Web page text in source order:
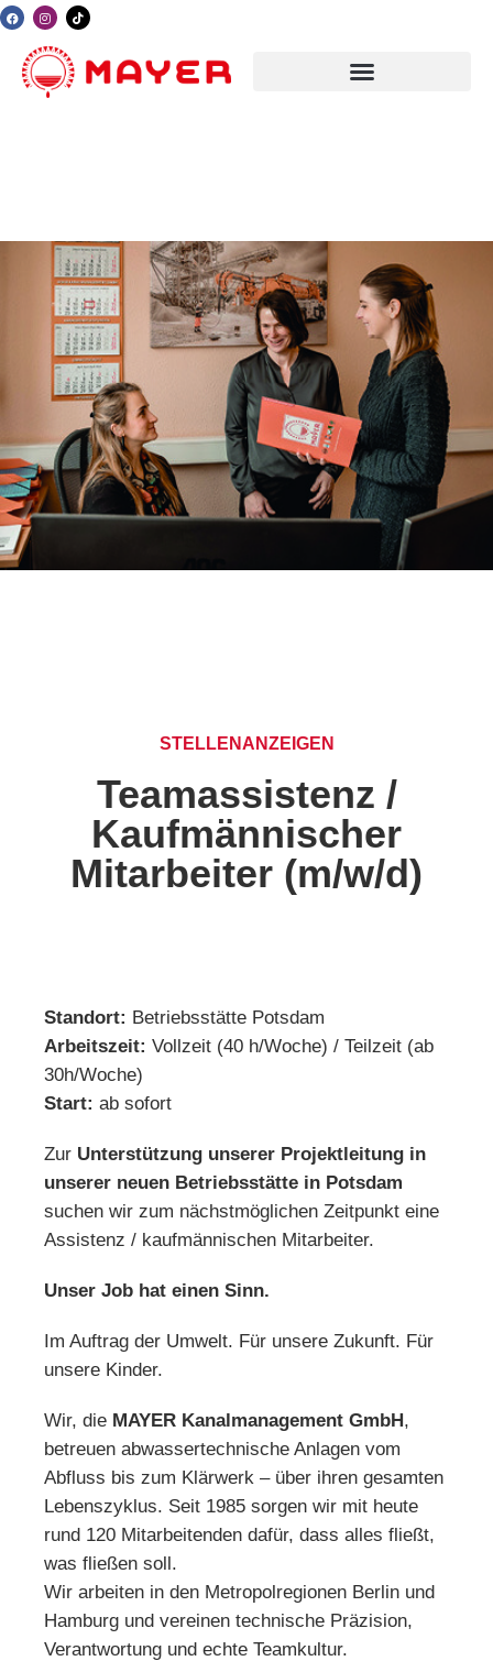
STELLENANZEIGEN
Teamassistenz /
Kaufmännischer
Mitarbeiter (m/w/d)
Standort: Betriebsstätte Potsdam
Arbeitszeit: Vollzeit (40 h/Woche) / Teilzeit (ab
30h/Woche)
Start: ab sofort
Zur Unterstützung unserer Projektleitung in
unserer neuen Betriebsstätte in Potsdam
suchen wir zum nächstmöglichen Zeitpunkt eine
Assistenz / kaufmännischen Mitarbeiter.
Unser Job hat einen Sinn.
Im Auftrag der Umwelt. Für unsere Zukunft. Für
unsere Kinder.
Wir, die MAYER Kanalmanagement GmbH,
betreuen abwassertechnische Anlagen vom
Abfluss bis zum Klärwerk – über ihren gesamten
Lebenszyklus. Seit 1985 sorgen wir mit heute
rund 120 Mitarbeitenden dafür, dass alles fließt,
was fließen soll.
Wir arbeiten in den Metropolregionen Berlin und
Hamburg und vereinen technische Präzision,
Verantwortung und echte Teamkultur.